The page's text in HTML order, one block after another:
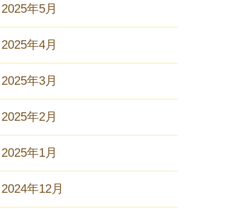
2025年5月
2025年4月
2025年3月
2025年2月
2025年1月
2024年12月